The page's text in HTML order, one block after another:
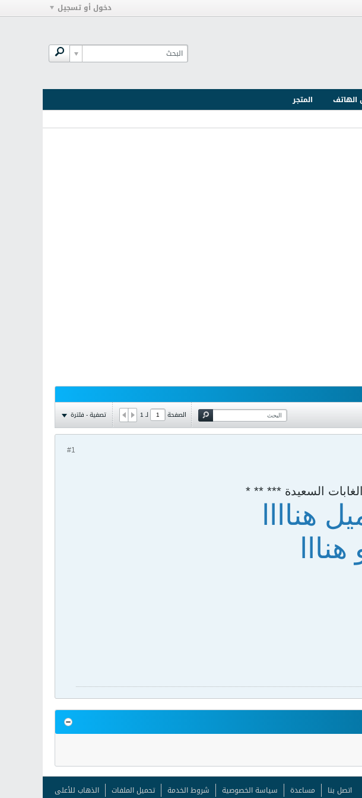
دخول أو تسجيل
الهاتف
المتجر
الصفحة لـ1 تصفية - فلترة
#1
السعيدة *** ** *
هناااا
هنااا
اتصل بنا مساعدة سياسة الخصوصية شروط الخدمة تحميل الملفات الذهاب للأعلى